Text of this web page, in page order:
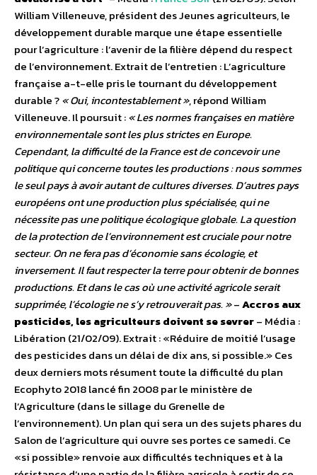
William Villeneuve, président des Jeunes agriculteurs, le
développement durable marque une étape essentielle
pour l’agriculture : l’avenir de la filière dépend du respect
de l’environnement. Extrait de l’entretien : L’agriculture
française a-t-elle pris le tournant du développement
durable ?« Oui, incontestablement », répond William
Villeneuve. Il poursuit :« Les normes françaises en matière
environnementale sont les plus strictes en Europe.
Cependant, la difficulté de la France est de concevoir une
politique qui concerne toutes les productions : nous sommes
le seul pays à avoir autant de cultures diverses. D’autres pays
européens ont une production plus spécialisée, qui ne
nécessite pas une politique écologique globale. La question
de la protection de l’environnement est cruciale pour notre
secteur. On ne fera pas d’économie sans écologie, et
inversement. Il faut respecter la terre pour obtenir de bonnes
productions. Et dans le cas où une activité agricole serait
supprimée, l’écologie ne s’y retrouverait pas. »–Accros aux
pesticides, les agriculteurs doivent se sevrer– Média :
Libération (21/02/09). Extrait : «Réduire de moitié l’usage
des pesticides dans un délai de dix ans, si possible.» Ces
deux derniers mots résument toute la difficulté du plan
Ecophyto 2018 lancé fin 2008 par le ministère de
l’Agriculture (dans le sillage du Grenelle de
l’environnement). Un plan qui sera un des sujets phares du
Salon de l’agriculture qui ouvre ses portes ce samedi. Ce
«si possible» renvoie aux difficultés techniques et à la